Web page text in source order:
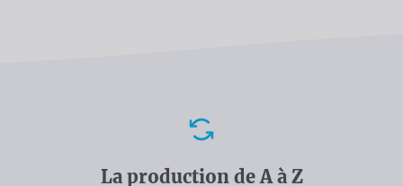
La production de A à Z